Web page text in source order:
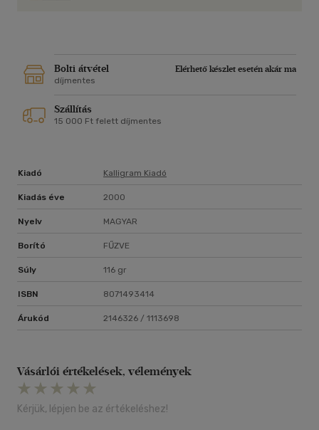
Bolti átvétel
Elérhető készlet esetén akár ma
díjmentes
Szállítás
15 000 Ft felett díjmentes
Kiadó Kalligram Kiadó
Kiadás éve 2000
Nyelv MAGYAR
Borító FŰZVE
Súly 116 gr
ISBN 8071493414
Árukód 2146326 / 1113698
Vásárlói értékelések, vélemények
Kérjük, lépjen be az értékeléshez!